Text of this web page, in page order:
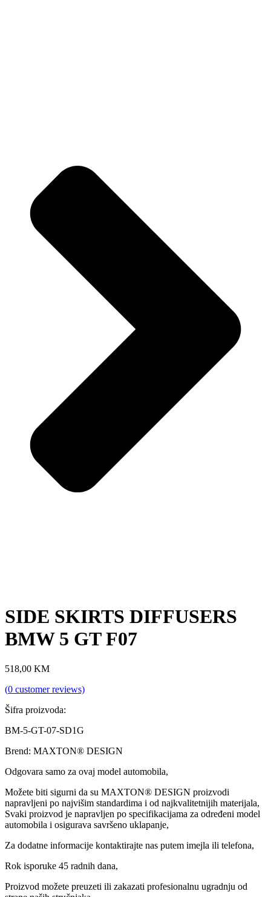
SIDE SKIRTS DIFFUSERS
BMW 5 GT F07
518,00 KM
(0 customer reviews)
Šifra proizvoda:
BM-5-GT-07-SD1G
Brend: MAXTON® DESIGN
Odgovara samo za ovaj model automobila,
Možete biti sigurni da su MAXTON® DESIGN proizvodi
napravljeni po najvišim standardima i od najkvalitetnijih materijala,
Svaki proizvod je napravljen po specifikacijama za određeni model
automobila i osigurava savršeno uklapanje,
Za dodatne informacije kontaktirajte nas putem imejla ili telefona,
Rok isporuke 45 radnih dana,
Proizvod možete preuzeti ili zakazati profesionalnu ugradnju od